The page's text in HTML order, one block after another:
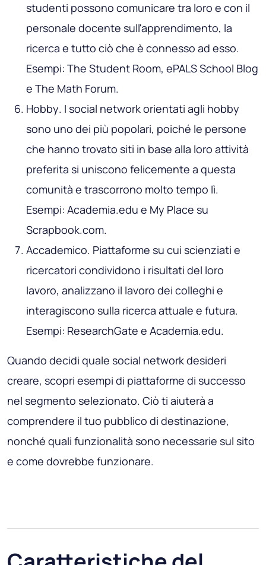
studenti possono comunicare tra loro e con il
personale docente sull'apprendimento, la
ricerca e tutto ciò che è connesso ad esso.
Esempi: The Student Room, ePALS School Blog
e The Math Forum.
Hobby. I social network orientati agli hobby
sono uno dei più popolari, poiché le persone
che hanno trovato siti in base alla loro attività
preferita si uniscono felicemente a questa
comunità e trascorrono molto tempo lì.
Esempi: Academia.edu e My Place su
Scrapbook.com.
Accademico. Piattaforme su cui scienziati e
ricercatori condividono i risultati del loro
lavoro, analizzano il lavoro dei colleghi e
interagiscono sulla ricerca attuale e futura.
Esempi: ResearchGate e Academia.edu.
Quando decidi quale social network desideri
creare, scopri esempi di piattaforme di successo
nel segmento selezionato. Ciò ti aiuterà a
comprendere il tuo pubblico di destinazione,
nonché quali funzionalità sono necessarie sul sito
e come dovrebbe funzionare.